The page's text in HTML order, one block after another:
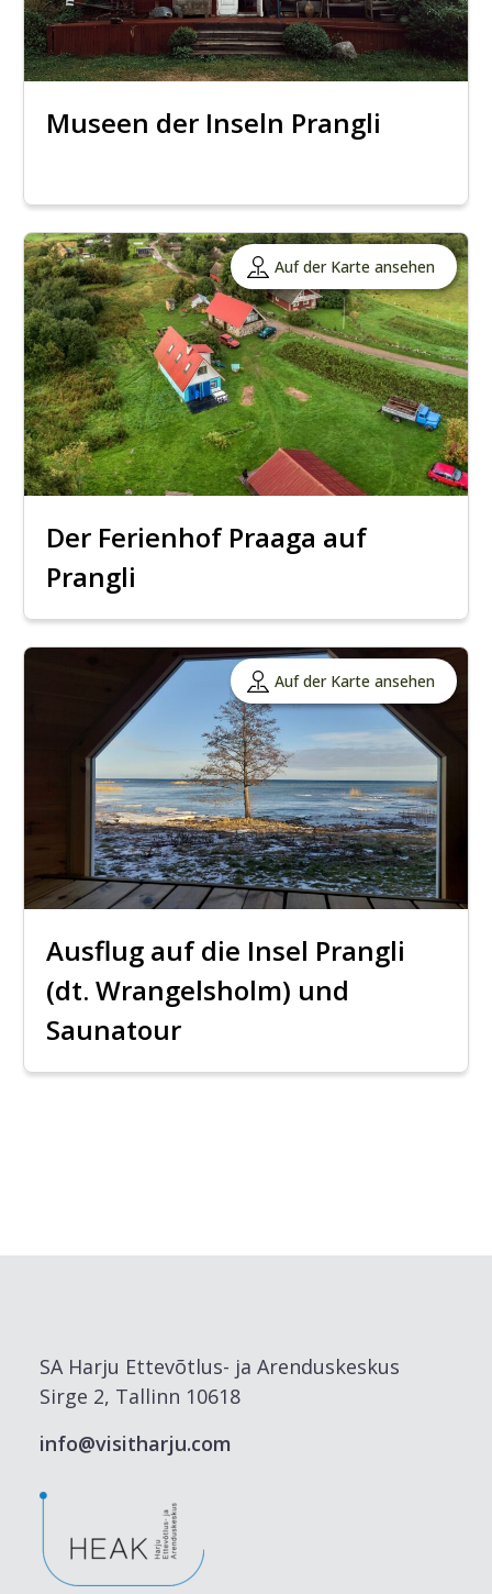
Museen der Inseln Prangli
Auf der Karte ansehen
Der Ferienhof Praaga auf
Prangli
Auf der Karte ansehen
Ausflug auf die Insel Prangli
(dt. Wrangelsholm) und
Saunatour
SA Harju Ettevõtlus- ja Arenduskeskus
Sirge 2, Tallinn 10618
info@visitharju.com